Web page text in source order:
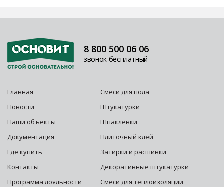
Главная
Новости
Наши объекты
Документация
Где купить
Контакты
Программа лояльности
Смеси для пола
Штукатурки
Шпаклевки
Плиточный клей
Затирки и расшивки
Декоративные штукатурки
Смеси для теплоизоляции
8 800 500 06 06
звонок бесплатный